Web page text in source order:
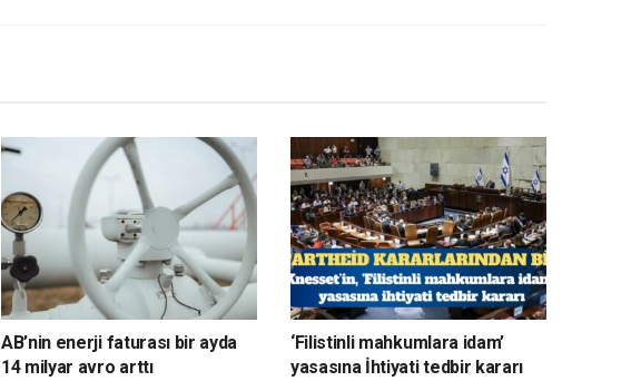
AB’nin enerji faturası bir ayda
14 milyar avro arttı
‘Filistinli mahkumlara idam’
yasasına İhtiyati tedbir kararı